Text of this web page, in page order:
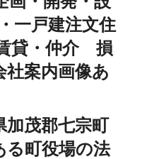
一戸建注文住
貸・仲介 損
案内画像あ
加茂郡七宗町
る町役場の法